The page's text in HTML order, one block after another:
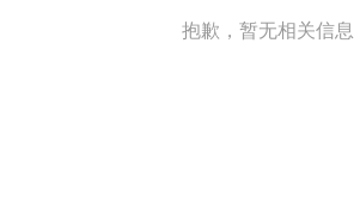
抱歉，暂无相关信息